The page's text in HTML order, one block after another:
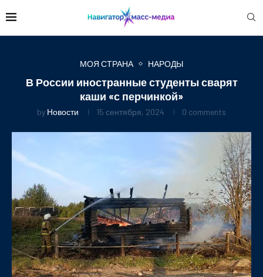
МОЯ СТРАНА НАРОДЫ
В России иностранные студенты сварят
каши «с перчинкой»
by Новости 15 сентября, 2024 0 comments